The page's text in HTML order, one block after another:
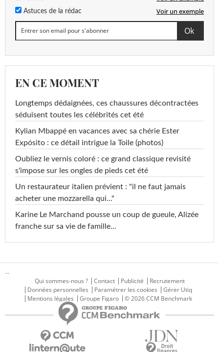
Astuces de la rédac Voir un exemple
EN CE MOMENT
Longtemps dédaignées, ces chaussures décontractées
séduisent toutes les célébrités cet été
Kylian Mbappé en vacances avec sa chérie Ester
Expósito : ce détail intrigue la Toile (photos)
Oubliez le vernis coloré : ce grand classique revisité
s'impose sur les ongles de pieds cet été
Un restaurateur italien prévient : "il ne faut jamais
acheter une mozzarella qui..."
Karine Le Marchand pousse un coup de gueule, Alizée
franche sur sa vie de famille...
...
Qui sommes-nous ?
Contact Publicité
Recrutement
Données personnelles
Paramétrer les cookies
Gérer Utiq
Mentions légales
Groupe Figaro © 2026 CCM Benchmark